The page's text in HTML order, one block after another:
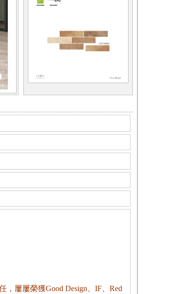
屢屢榮獲Good Design、IF、Red